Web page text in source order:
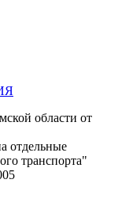
области от
отдельные
транспорта"